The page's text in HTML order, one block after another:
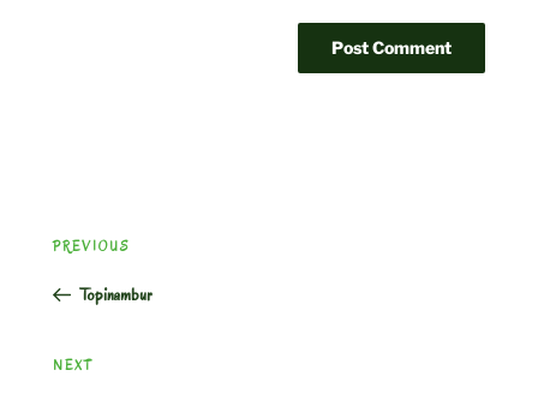
navigation
Previous
PREVIOUS
Topinambur
Next
NEXT